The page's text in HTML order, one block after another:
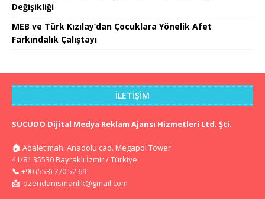
Değişikliği
MEB ve Türk Kızılay’dan Çocuklara Yönelik Afet
Farkındalık Çalıştayı
İLETIŞIM
SUCUDO Dijital Medya Reklam Ajansı Hizmetleri Ltd. Şti.
🏠 Adalet mah. Anadolu cad. Megapol Tower
41/81 35530 Bayraklı İzmir / Türkiye
📞 +90 (553) 770 52 69
📩 ozendanismanlik@gmail.com